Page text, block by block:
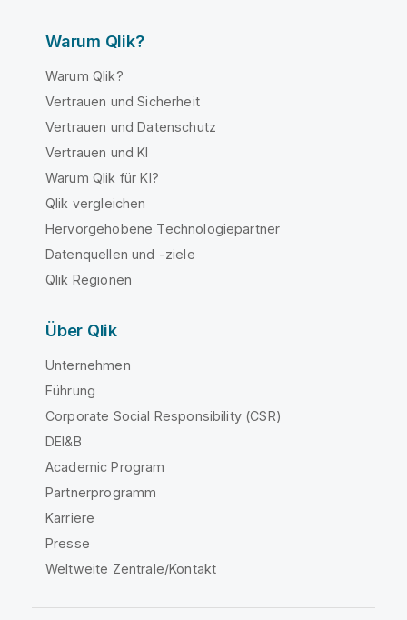
Warum Qlik?
Warum Qlik?
Vertrauen und Sicherheit
Vertrauen und Datenschutz
Vertrauen und KI
Warum Qlik für KI?
Qlik vergleichen
Hervorgehobene Technologiepartner
Datenquellen und -ziele
Qlik Regionen
Über Qlik
Unternehmen
Führung
Corporate Social Responsibility (CSR)
DEI&B
Academic Program
Partnerprogramm
Karriere
Presse
Weltweite Zentrale/Kontakt